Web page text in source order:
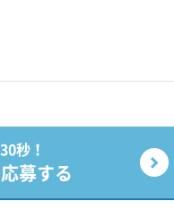
秒！
募する